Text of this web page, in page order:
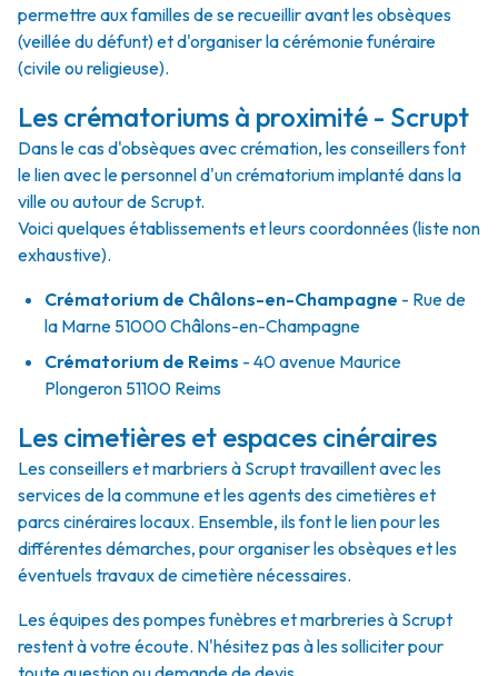
permettre aux familles de se recueillir avant les obsèques
(veillée du défunt) et d'organiser la cérémonie funéraire
(civile ou religieuse).
Les crématoriums à proximité - Scrupt
Dans le cas d'obsèques avec crémation, les conseillers font
le lien avec le personnel d'un crématorium implanté dans la
ville ou autour de Scrupt.
Voici quelques établissements et leurs coordonnées (liste non
exhaustive).
Crématorium de Châlons-en-Champagne - Rue de
la Marne 51000 Châlons-en-Champagne
Crématorium de Reims - 40 avenue Maurice
Plongeron 51100 Reims
Les cimetières et espaces cinéraires
Les conseillers et marbriers à Scrupt travaillent avec les
services de la commune et les agents des cimetières et
parcs cinéraires locaux. Ensemble, ils font le lien pour les
différentes démarches, pour organiser les obsèques et les
éventuels travaux de cimetière nécessaires.
Les équipes des pompes funèbres et marbreries à Scrupt
restent à votre écoute. N'hésitez pas à les solliciter pour